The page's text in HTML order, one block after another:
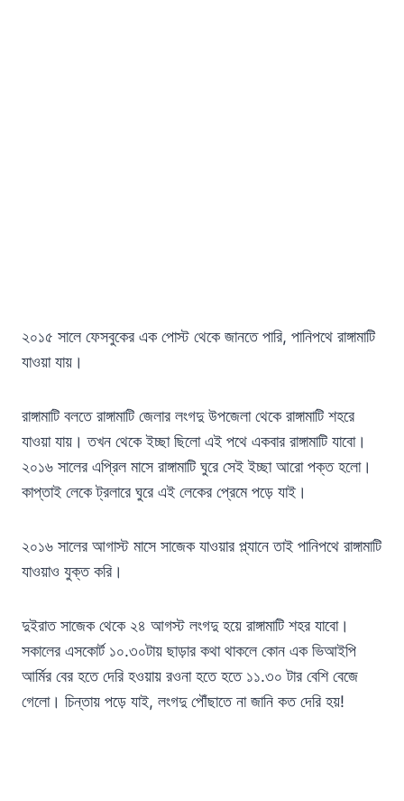
২০১৫ সালে ফেসবুকের এক পোস্ট থেকে জানতে পারি, পানিপথে রাঙ্গামাটি
যাওয়া যায়।
রাঙ্গামাটি বলতে রাঙ্গামাটি জেলার লংগদু উপজেলা থেকে রাঙ্গামাটি শহরে
যাওয়া যায়। তখন থেকে ইচ্ছা ছিলো এই পথে একবার রাঙ্গামাটি যাবো।
২০১৬ সালের এপ্রিল মাসে রাঙ্গামাটি ঘুরে সেই ইচ্ছা আরো পক্ত হলো।
কাপ্তাই লেকে ট্রলারে ঘুরে এই লেকের প্রেমে পড়ে যাই।
২০১৬ সালের আগাস্ট মাসে সাজেক যাওয়ার প্ল্যানে তাই পানিপথে রাঙ্গামাটি
যাওয়াও যুক্ত করি।
দুইরাত সাজেক থেকে ২৪ আগস্ট লংগদু হয়ে রাঙ্গামাটি শহর যাবো।
সকালের এসকোর্ট ১০.৩০টায় ছাড়ার কথা থাকলে কোন এক ভিআইপি
আর্মির বের হতে দেরি হওয়ায় রওনা হতে হতে ১১.৩০ টার বেশি বেজে
গেলো। চিন্তায় পড়ে যাই, লংগদু পৌঁছাতে না জানি কত দেরি হয়!